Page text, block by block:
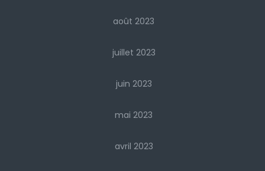
août 2023
juillet 2023
juin 2023
mai 2023
avril 2023